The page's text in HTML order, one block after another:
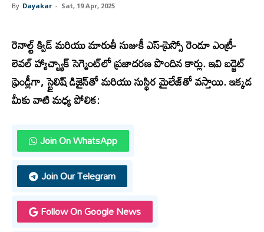
By Dayakar - Sat, 19 Apr, 2025
రెనాల్ట్ క్విడ్ మరియు మారుతీ సుజుకీ ఎస్-ప్రెస్సో రెండూ ఎంట్రీ-
లెవల్ హ్యాచ్బ్యాక్ సెగ్మెంట్‌లో ప్రజాదరణ పొందిన కార్లు. ఇవి బడ్జెట్
ఫ్రెండ్లీగా, స్టైలిష్ డిజైన్‌తో మరియు సుస్థిర మైలేజ్‌తో వస్తాయి. ఇక్కడ
మీకు వాటి మధ్య పోలిక:
Join On WhatsApp
Join Our Telegram
Follow On Google News